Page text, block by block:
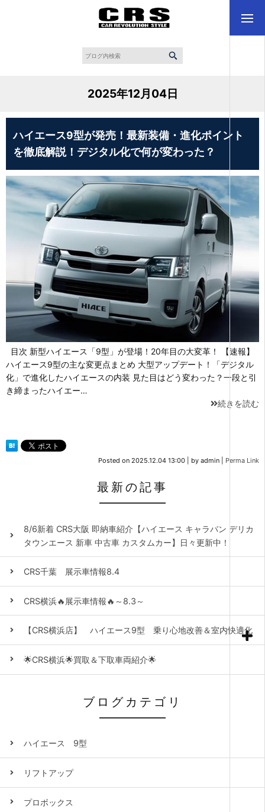
2025年12月04日
ハイエース9型が発売！最新装備・進化ポイント
を徹底解説！デジタル化で何が変わった？
目次 新型ハイエース「9型」が登場！20年目の大変革！ 【速報】
ハイエース9型の主な変更点まとめ 大型アップデート！「デジタル
化」で進化したハイエースの内装 見た目はどう変わった？一段と引
き締まったハイエー…
続きを読む
Posted on 2025.12.04 13:00 by admin Perma Link
最新の記事
8/6新着 CRS大阪 即納車紹介【ハイエース キャラバン デリカ
タウンエース 新車 中古車 カスタムカー】日々更新中！
CRS千葉 展示車情報8.4
CRS横浜🔥展示車情報🔥～8.3～
【CRS横浜店】 ハイエース9型 乗り心地改善＆室内快適化
🌟CRS横浜🌟買取＆下取車両紹介🌟
ブログカテゴリ
ハイエース 9型
リフトアップ
プロボックス